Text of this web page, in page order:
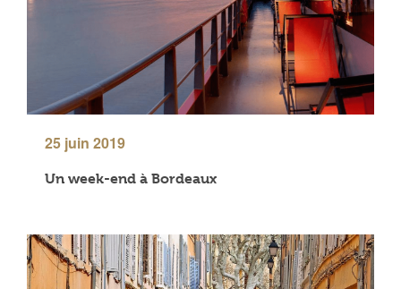
25 juin 2019
Un week-end à Bordeaux